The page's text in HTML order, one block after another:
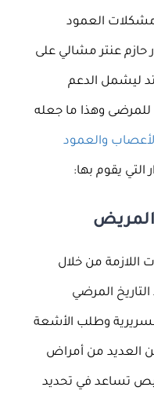
العمود
حازم عنتر مشالي على
ليشمل الدعم
للمرضى وهذا ما جعله
والعمود
يقوم بها:
اللازمة من خلال
المرضي
وطلب الأشعة
العديد من أمراض
تساعد في تحديد